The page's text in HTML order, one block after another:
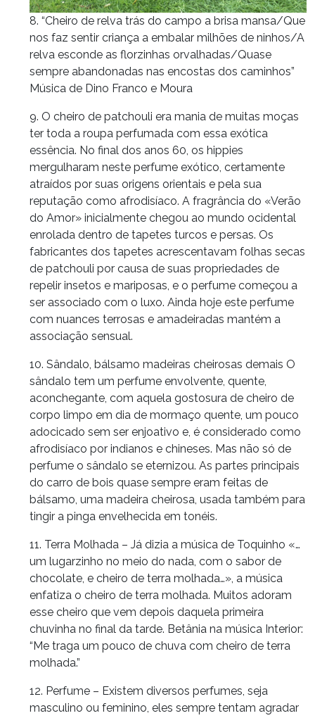
8. “Cheiro de relva trás do campo a brisa mansa/Que
nos faz sentir criança a embalar milhões de ninhos/A
relva esconde as florzinhas orvalhadas/Quase
sempre abandonadas nas encostas dos caminhos”
Música de Dino Franco e Moura
9. O cheiro de patchouli era mania de muitas moças
ter toda a roupa perfumada com essa exótica
essência. No final dos anos 60, os hippies
mergulharam neste perfume exótico, certamente
atraídos por suas origens orientais e pela sua
reputação como afrodisíaco. A fragrância do «Verão
do Amor» inicialmente chegou ao mundo ocidental
enrolada dentro de tapetes turcos e persas. Os
fabricantes dos tapetes acrescentavam folhas secas
de patchouli por causa de suas propriedades de
repelir insetos e mariposas, e o perfume começou a
ser associado com o luxo. Ainda hoje este perfume
com nuances terrosas e amadeiradas mantém a
associação sensual.
10. Sândalo, bálsamo madeiras cheirosas demais O
sândalo tem um perfume envolvente, quente,
aconchegante, com aquela gostosura de cheiro de
corpo limpo em dia de mormaço quente, um pouco
adocicado sem ser enjoativo e, é considerado como
afrodisíaco por indianos e chineses. Mas não só de
perfume o sândalo se eternizou. As partes principais
do carro de bois quase sempre eram feitas de
bálsamo, uma madeira cheirosa, usada também para
tingir a pinga envelhecida em tonéis.
11. Terra Molhada – Já dizia a música de Toquinho «…
um lugarzinho no meio do nada, com o sabor de
chocolate, e cheiro de terra molhada…», a música
enfatiza o cheiro de terra molhada. Muitos adoram
esse cheiro que vem depois daquela primeira
chuvinha no final da tarde. Betânia na música Interior:
“Me traga um pouco de chuva com cheiro de terra
molhada.”
12. Perfume – Existem diversos perfumes, seja
masculino ou feminino, eles sempre tentam agradar